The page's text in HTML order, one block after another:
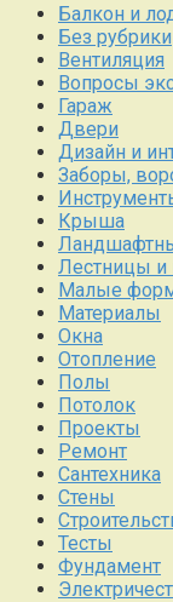
Балкон и
Без рубрики
Вентиляция
Вопросы
Гараж
Двери
Дизайн и
Заборы,
Крыша
Лестницы и
Малые
Материалы
Окна
Отопление
Полы
Потолок
Проекты
Ремонт
Сантехника
Стены
Тесты
Фундамент